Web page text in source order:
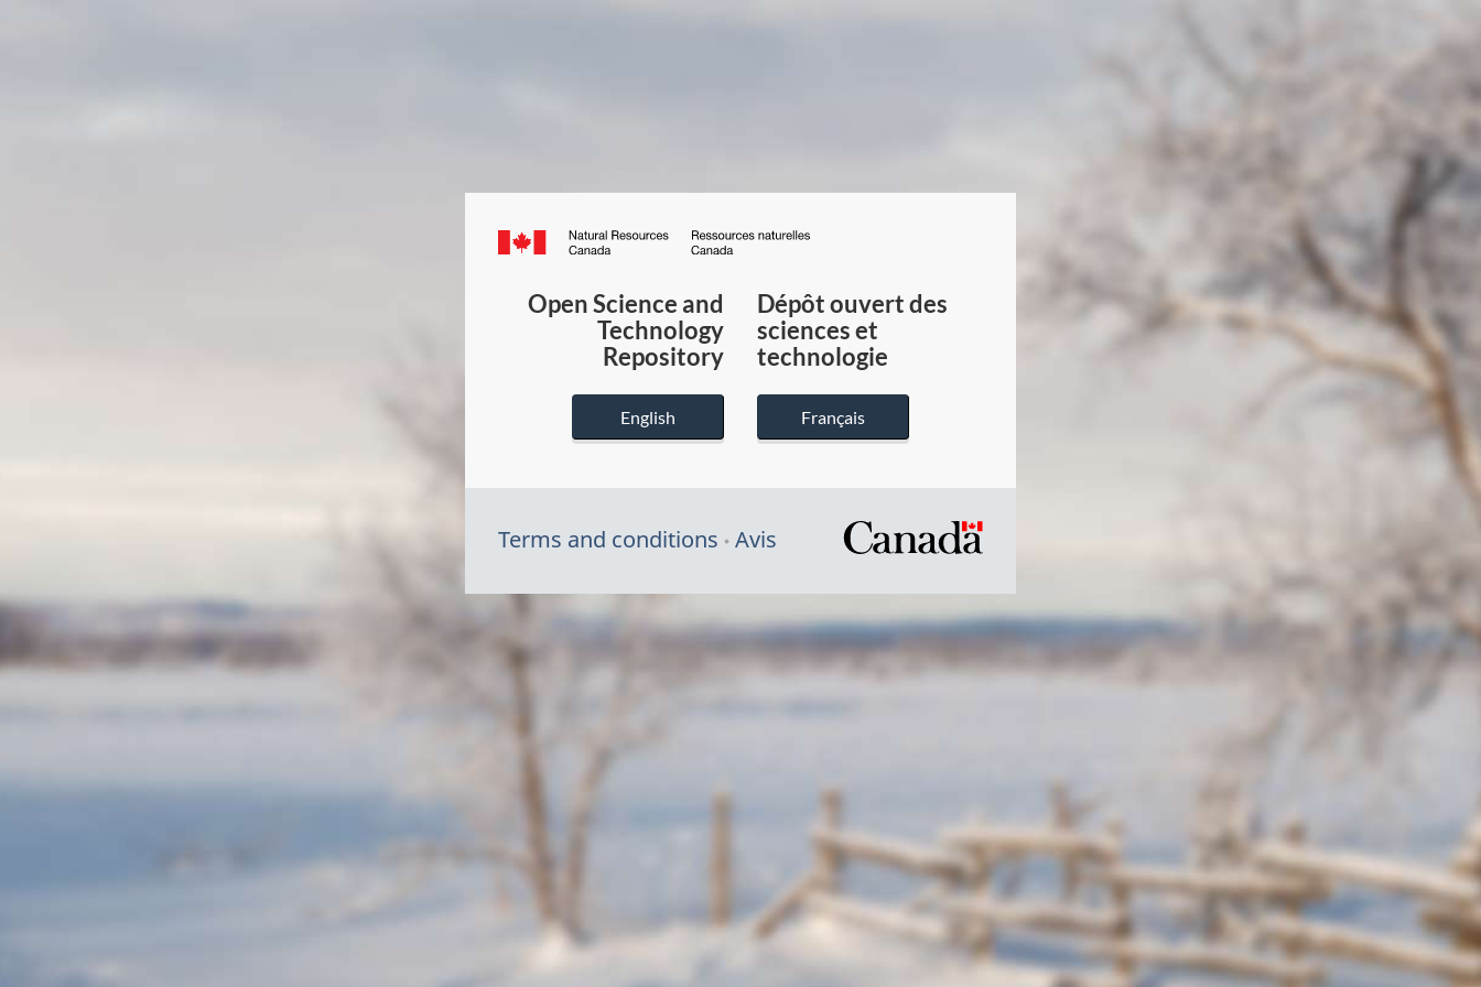
Canada.ca
du
Canada
Open Science and
Technology
Repository
English
Dépôt ouvert des
sciences et
technologie
Français
Terms and conditions Avis
/
du
gouvernement
du